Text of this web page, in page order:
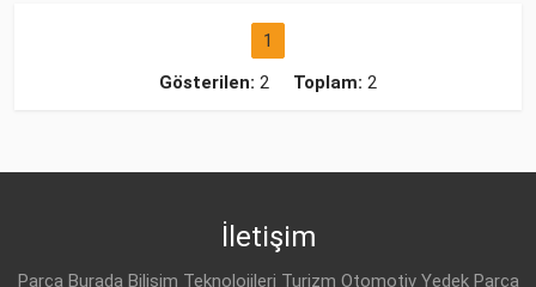
1
Gösterilen: 2 Toplam: 2
İletişim
Parça Burada Bilişim Teknolojileri Turizm Otomotiv Yedek Parça